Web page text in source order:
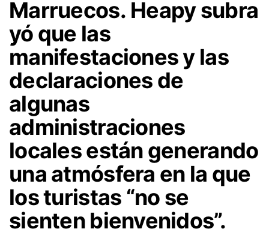
Marruecos. Heapysubra
yó que las
manifestaciones y las
declaraciones de
algunas
administraciones
locales están generando
una atmósfera en la que
los turistas “no se
sienten bienvenidos”.